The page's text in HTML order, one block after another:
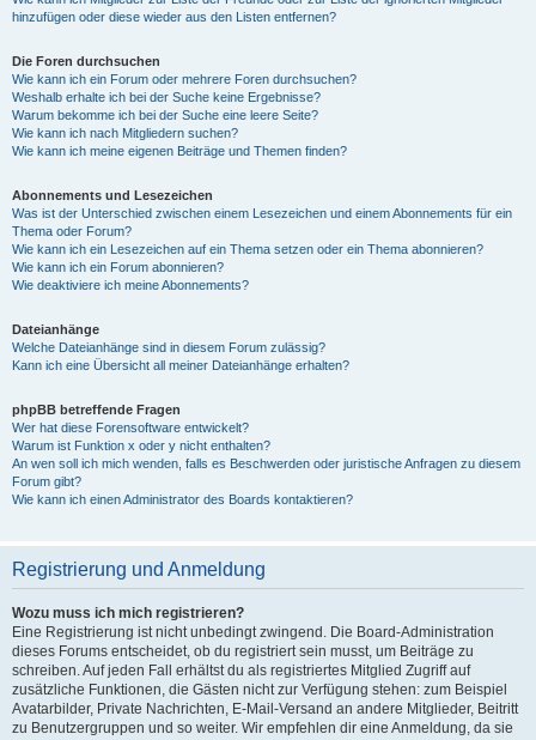
hinzufügen oder diese wieder aus den Listen entfernen?
Die Foren durchsuchen
Wie kann ich ein Forum oder mehrere Foren durchsuchen?
Weshalb erhalte ich bei der Suche keine Ergebnisse?
Warum bekomme ich bei der Suche eine leere Seite?
Wie kann ich nach Mitgliedern suchen?
Wie kann ich meine eigenen Beiträge und Themen finden?
Abonnements und Lesezeichen
Was ist der Unterschied zwischen einem Lesezeichen und einem Abonnements für ein
Thema oder Forum?
Wie kann ich ein Lesezeichen auf ein Thema setzen oder ein Thema abonnieren?
Wie kann ich ein Forum abonnieren?
Wie deaktiviere ich meine Abonnements?
Dateianhänge
Welche Dateianhänge sind in diesem Forum zulässig?
Kann ich eine Übersicht all meiner Dateianhänge erhalten?
phpBB betreffende Fragen
Wer hat diese Forensoftware entwickelt?
Warum ist Funktion x oder y nicht enthalten?
An wen soll ich mich wenden, falls es Beschwerden oder juristische Anfragen zu diesem
Forum gibt?
Wie kann ich einen Administrator des Boards kontaktieren?
Registrierung und Anmeldung
Wozu muss ich mich registrieren?
Eine Registrierung ist nicht unbedingt zwingend. Die Board-Administration
dieses Forums entscheidet, ob du registriert sein musst, um Beiträge zu
schreiben. Auf jeden Fall erhältst du als registriertes Mitglied Zugriff auf
zusätzliche Funktionen, die Gästen nicht zur Verfügung stehen: zum Beispiel
Avatarbilder, Private Nachrichten, E-Mail-Versand an andere Mitglieder, Beitritt
zu Benutzergruppen und so weiter. Wir empfehlen dir eine Anmeldung, da sie